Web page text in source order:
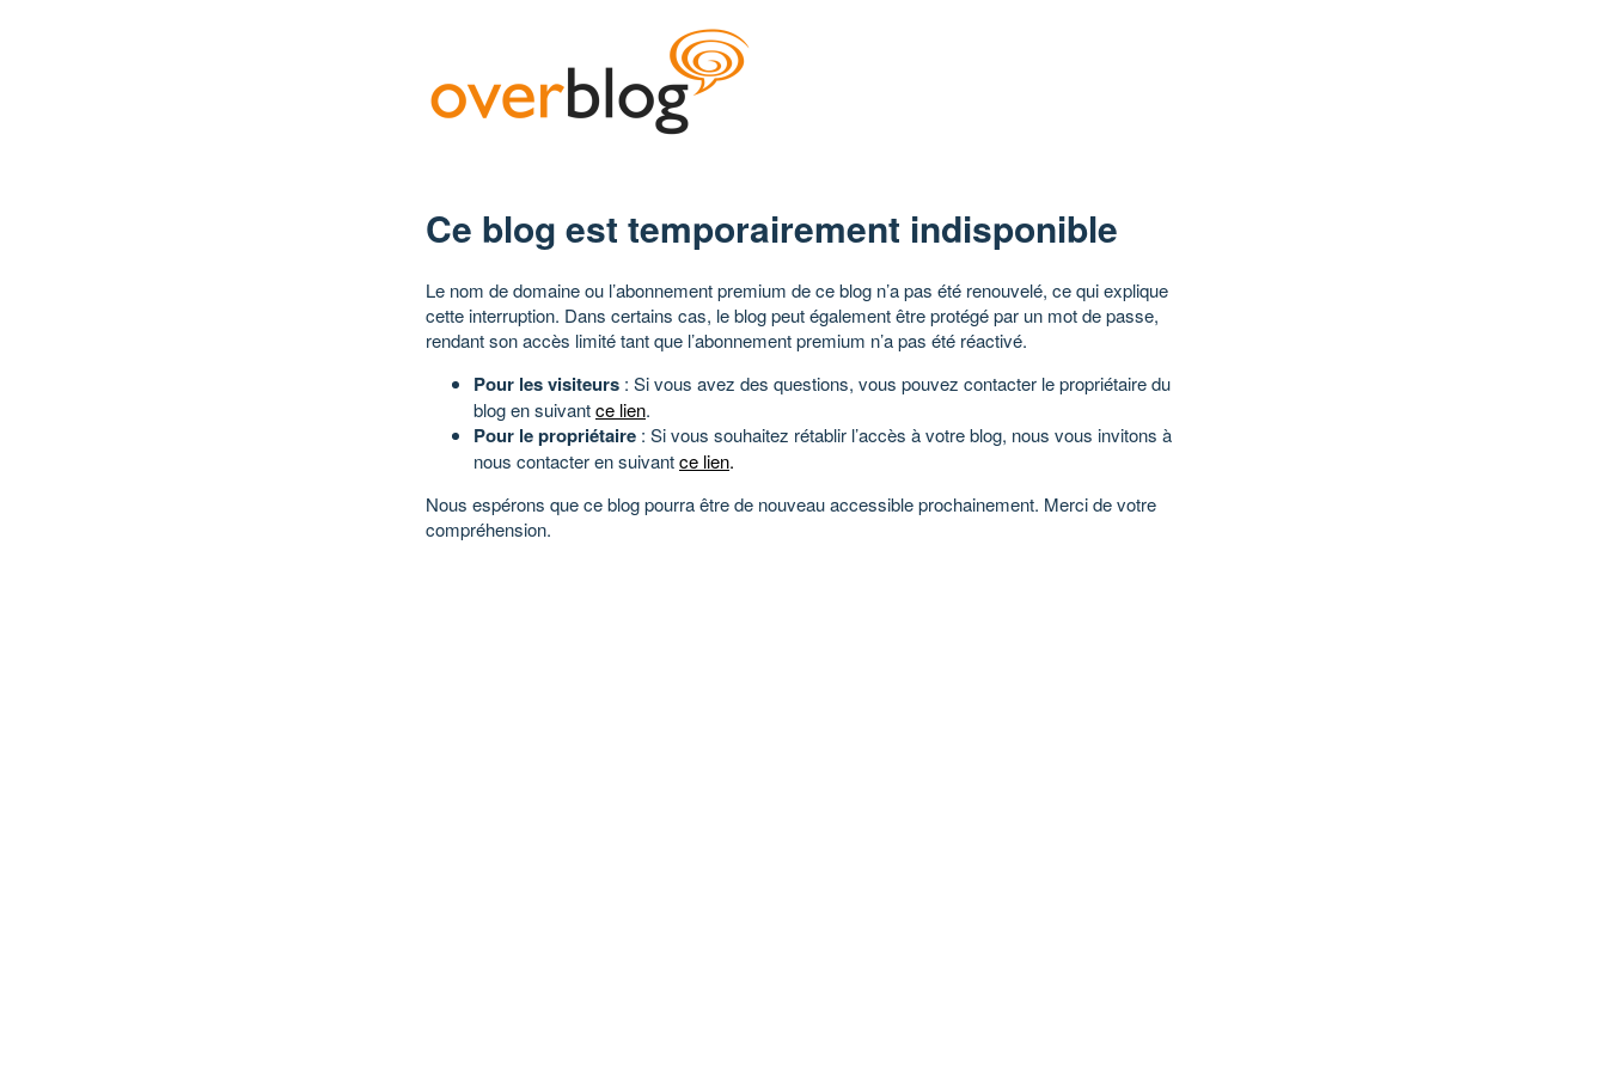
Ce blog est temporairement indisponible
Le nom de domaine ou l’abonnement premium de ce blog n’a pas été renouvelé, ce qui explique
cette interruption. Dans certains cas, le blog peut également être protégé par un mot de passe,
rendant son accès limité tant que l’abonnement premium n’a pas été réactivé.
Pour les visiteurs : Si vous avez des questions, vous pouvez contacter le propriétaire du
blog en suivantce lien.
Pour le propriétaire : Si vous souhaitez rétablir l’accès à votre blog, nous vous invitons à
nous contacter en suivantce lien.
Nous espérons que ce blog pourra être de nouveau accessible prochainement. Merci de votre
compréhension.